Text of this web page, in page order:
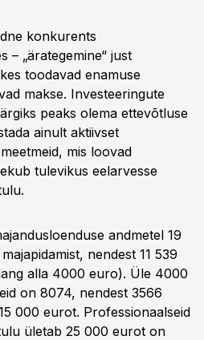
konkurents
– „ärategemine“ just
toodavad enamuse
makse. Investeeringute
peaks olema ettevõtluse
ainult aktiivset
mis loovad
tulevikus eelarvesse
andmetel 19
nendest 11 539
alla 4000 euro). Üle 4000
on 8074, nendest 3566
000 eurot. Professionaalseid
ületab 25 000 eurot on